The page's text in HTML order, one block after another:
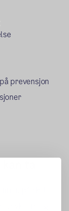
prevensjon
ta
på skole
sykdom og